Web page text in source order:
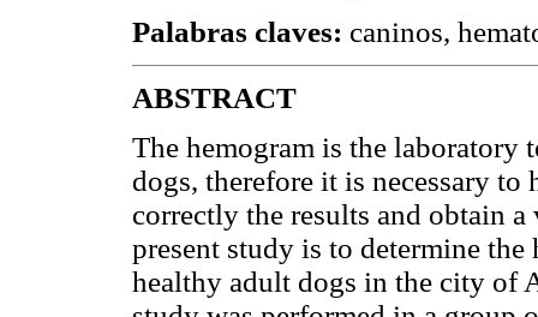
Palabras claves: caninos,
ABSTRACT
The hemogram is the laboratory
dogs, therefore it is necessary to
correctly the results and obtain
present study is to determine
healthy adult dogs in the city of